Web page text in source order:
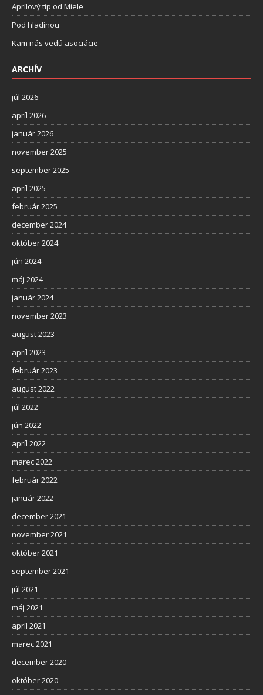
Aprílový tip od Miele
Pod hladinou
Kam nás vedú asociácie
ARCHÍV
júl 2026
apríl 2026
január 2026
november 2025
september 2025
apríl 2025
február 2025
december 2024
október 2024
jún 2024
máj 2024
január 2024
november 2023
august 2023
apríl 2023
február 2023
august 2022
júl 2022
jún 2022
apríl 2022
marec 2022
február 2022
január 2022
december 2021
november 2021
október 2021
september 2021
júl 2021
máj 2021
apríl 2021
marec 2021
december 2020
október 2020